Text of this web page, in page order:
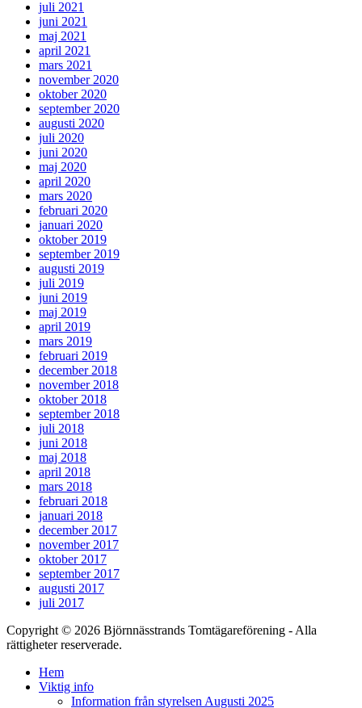
juli 2021
juni 2021
maj 2021
april 2021
mars 2021
november 2020
oktober 2020
september 2020
augusti 2020
juli 2020
juni 2020
maj 2020
april 2020
mars 2020
februari 2020
januari 2020
oktober 2019
september 2019
augusti 2019
juli 2019
juni 2019
maj 2019
april 2019
mars 2019
februari 2019
december 2018
november 2018
oktober 2018
september 2018
juli 2018
juni 2018
maj 2018
april 2018
mars 2018
februari 2018
januari 2018
december 2017
november 2017
oktober 2017
september 2017
augusti 2017
juli 2017
Copyright © 2026 Björnnässtrands Tomtägareförening - Alla
rättigheter reserverade.
Hem
Viktig info
Information från styrelsen Augusti 2025